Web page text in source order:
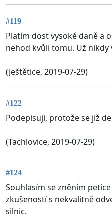
#119
Platím dost vysoké daně a
nehod kvůli tomu. Už nikdy
(Ještětice, 2019-07-29)
#122
Podepisuji, protože se již
(Tachlovice, 2019-07-29)
#124
Souhlasím se zněním
zkušeností s nekvalitně
silnic.